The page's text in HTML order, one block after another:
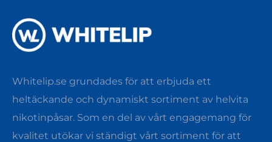
Whitelip.se grundades för att erbjuda ett
heltäckande och dynamiskt sortiment av helvita
nikotinpåsar. Som en del av vårt engagemang för
kvalitet utökar vi ständigt vårt sortiment för att